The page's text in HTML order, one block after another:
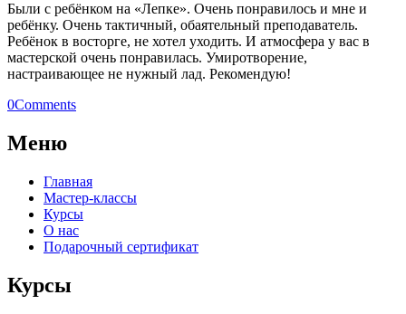
Были с ребёнком на «Лепке». Очень понравилось и мне и
ребёнку. Очень тактичный, обаятельный преподаватель.
Ребёнок в восторге, не хотел уходить. И атмосфера у вас в
мастерской очень понравилась. Умиротворение,
настраивающее не нужный лад. Рекомендую!
0Comments
Меню
Главная
Мастер-классы
Курсы
О нас
Подарочный сертификат
Курсы